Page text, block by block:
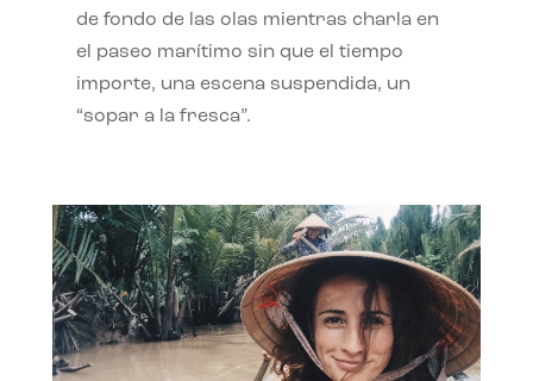
de fondo de las olas mientras charla en
el paseo marítimo sin que el tiempo
importe, una escena suspendida, un
“sopar a la fresca”.